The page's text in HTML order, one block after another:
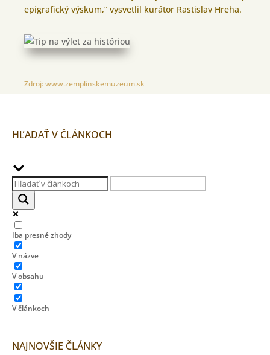
epigrafický výskum,“ vysvetlil kurátor Rastislav Hreha.
Zdroj:www.zemplinskemuzeum.sk
HĽADAŤ V ČLÁNKOCH
Iba presné zhody
V názve
V obsahu
V článkoch
NAJNOVŠIE ČLÁNKY